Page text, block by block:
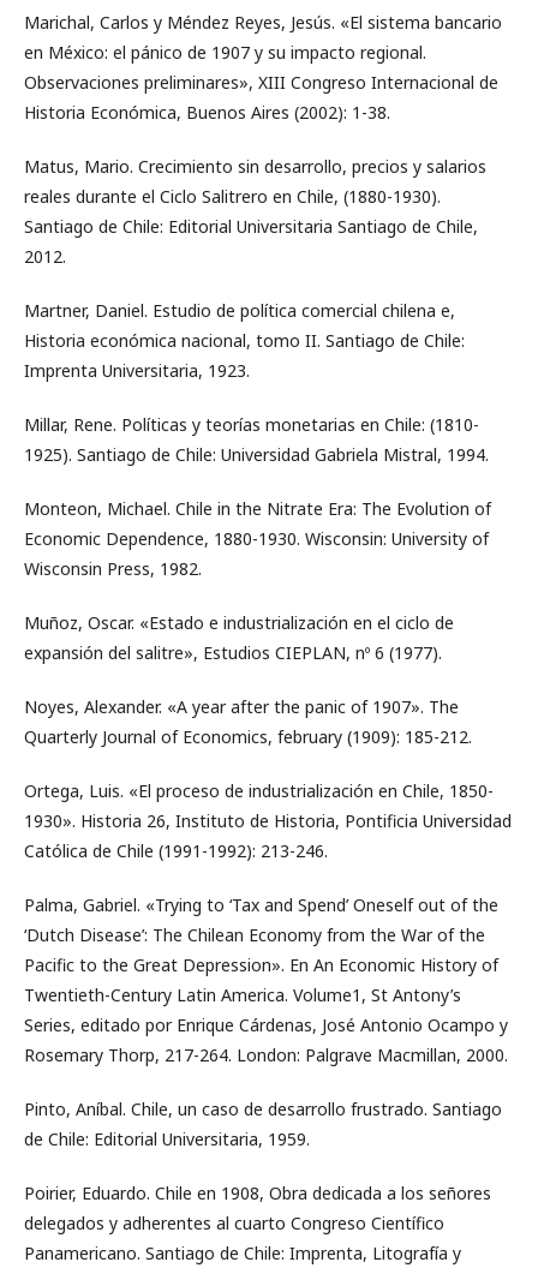
Marichal, Carlos y Méndez Reyes, Jesús. «El sistema bancario
en México: el pánico de 1907 y su impacto regional.
Observaciones preliminares», XIII Congreso Internacional de
Historia Económica, Buenos Aires (2002): 1-38.
Matus, Mario. Crecimiento sin desarrollo, precios y salarios
reales durante el Ciclo Salitrero en Chile, (1880-1930).
Santiago de Chile: Editorial Universitaria Santiago de Chile,
2012.
Martner, Daniel. Estudio de política comercial chilena e,
Historia económica nacional, tomo II. Santiago de Chile:
Imprenta Universitaria, 1923.
Millar, Rene. Políticas y teorías monetarias en Chile: (1810-
1925). Santiago de Chile: Universidad Gabriela Mistral, 1994.
Monteon, Michael. Chile in the Nitrate Era: The Evolution of
Economic Dependence, 1880-1930. Wisconsin: University of
Wisconsin Press, 1982.
Muñoz, Oscar. «Estado e industrialización en el ciclo de
expansión del salitre», Estudios CIEPLAN, nº 6 (1977).
Noyes, Alexander. «A year after the panic of 1907». The
Quarterly Journal of Economics, february (1909): 185-212.
Ortega, Luis. «El proceso de industrialización en Chile, 1850-
1930». Historia 26, Instituto de Historia, Pontificia Universidad
Católica de Chile (1991-1992): 213-246.
Palma, Gabriel. «Trying to ‘Tax and Spend’ Oneself out of the
‘Dutch Disease’: The Chilean Economy from the War of the
Pacific to the Great Depression». En An Economic History of
Twentieth-Century Latin America. Volume1, St Antony’s
Series, editado por Enrique Cárdenas, José Antonio Ocampo y
Rosemary Thorp, 217-264. London: Palgrave Macmillan, 2000.
Pinto, Aníbal. Chile, un caso de desarrollo frustrado. Santiago
de Chile: Editorial Universitaria, 1959.
Poirier, Eduardo. Chile en 1908, Obra dedicada a los señores
delegados y adherentes al cuarto Congreso Científico
Panamericano. Santiago de Chile: Imprenta, Litografía y